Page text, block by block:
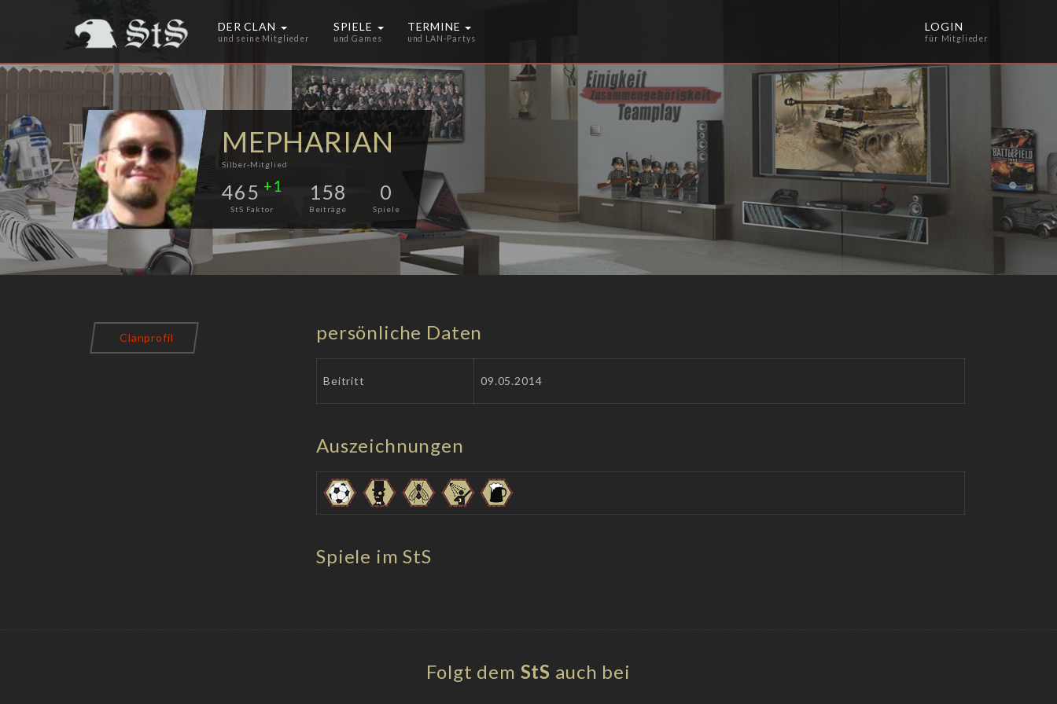
DER CLAN
und seine Mitglieder
SPIELE
und Games
TERMINE
und LAN-Partys
LOGIN
für Mitglieder
MEPHARIAN
Silber-Mitglied
465 +1
StS Faktor
158
Beiträge
0
Spiele
Clanprofil persönliche Daten
Beitritt 09.05.2014
Auszeichnungen
Spiele im StS
Folgt dem StS auch bei